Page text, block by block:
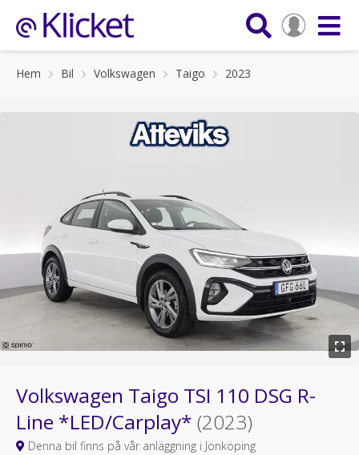
Hem Bil Volkswagen Taigo 2023
Volkswagen Taigo TSI 110 DSG R-
Line *LED/Carplay* (2023)
Denna bil finns på vår anläggning i Jönköping